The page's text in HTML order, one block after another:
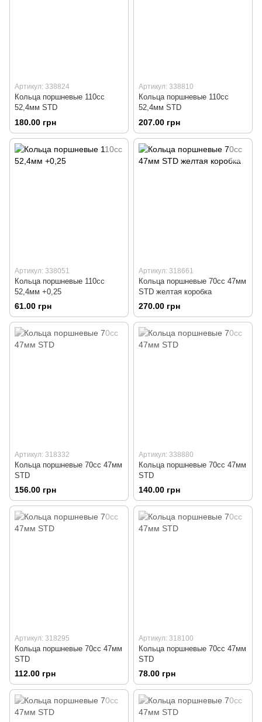
Артикул: 338824
Кольца поршневые 110сс
52,4мм STD
180.00 грн
Артикул: 338810
Кольца поршневые 110сс
52,4мм STD
207.00 грн
Артикул: 338051
Кольца поршневые 110сс
52,4мм +0,25
61.00 грн
Артикул: 318661
Кольца поршневые 70сс 47мм
STD желтая коробка
270.00 грн
Артикул: 318332
Кольца поршневые 70сс 47мм
STD
156.00 грн
Артикул: 338880
Кольца поршневые 70сс 47мм
STD
140.00 грн
Артикул: 318295
Кольца поршневые 70сс 47мм
STD
112.00 грн
Артикул: 318100
Кольца поршневые 70сс 47мм
STD
78.00 грн